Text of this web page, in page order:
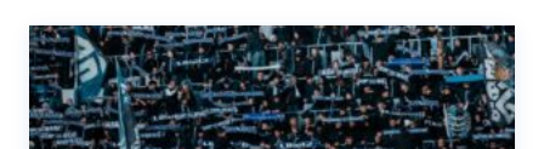
PRESSE ET MEDIAS